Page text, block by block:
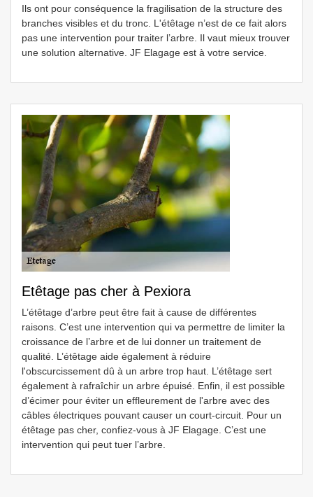
Ils ont pour conséquence la fragilisation de la structure des
branches visibles et du tronc. L'étêtage n’est de ce fait alors
pas une intervention pour traiter l’arbre. Il vaut mieux trouver
une solution alternative. JF Elagage est à votre service.
Etêtage pas cher à Pexiora
L’étêtage d’arbre peut être fait à cause de différentes
raisons. C’est une intervention qui va permettre de limiter la
croissance de l’arbre et de lui donner un traitement de
qualité. L’étêtage aide également à réduire
l'obscurcissement dû à un arbre trop haut. L’étêtage sert
également à rafraîchir un arbre épuisé. Enfin, il est possible
d’écimer pour éviter un effleurement de l'arbre avec des
câbles électriques pouvant causer un court-circuit. Pour un
étêtage pas cher, confiez-vous à JF Elagage. C’est une
intervention qui peut tuer l’arbre.